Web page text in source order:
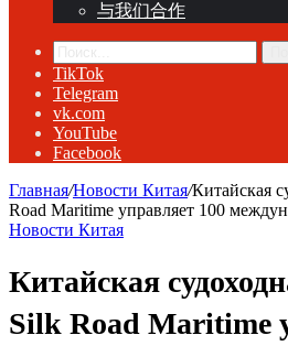
与我们合作
TikTok
Telegram
vk.com
YouTube
Facebook
Главная/Новости Китая/Китайская
Road Maritime управляет 100
Новости Китая
Китайская
Silk Road Maritime